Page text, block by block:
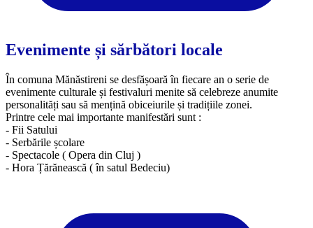
Evenimente și sărbători locale
În comuna Mănăstireni se desfășoară în fiecare an o serie de
evenimente culturale și festivaluri menite să celebreze anumite
personalități sau să mențină obiceiurile și tradițiile zonei.
Printre cele mai importante manifestări sunt :
- Fii Satului
- Serbările școlare
- Spectacole ( Opera din Cluj )
​- Hora Țărănească ( în satul Bedeciu)